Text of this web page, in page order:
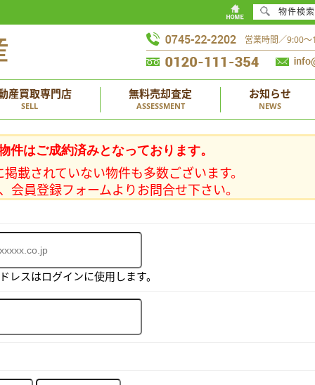
営業時間／9:00
産買取専門店
SELL
無料売却査定
ASSESSMENT
お知らせ
NEWS
件はご成約済みとなっております。
載されていない物件も多数ございます。
会員登録フォームよりお問合せ下さい。
レスはログインに使用します。
物件検索